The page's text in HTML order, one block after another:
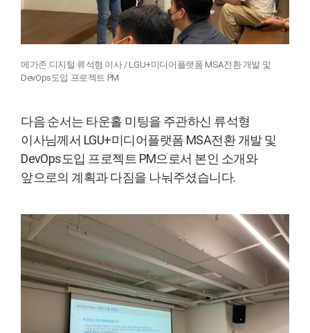
메가존.디지털 류석형 이사 / LGU+미디어플랫폼 MSA전환 개발 및
DevOps도입 프로젝트 PM
다음 순서는 타운홀 미팅을 주관하신 류석형
이사님께서 LGU+미디어플랫폼 MSA전환 개발 및
DevOps도입 프로젝트 PM으로서 본인 소개와
앞으로의 계획과 다짐을 나눠주셨습니다.